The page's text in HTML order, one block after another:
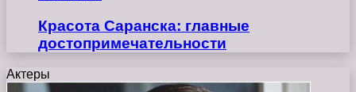
Красота Саранска: главные
достопримечательности
Актеры